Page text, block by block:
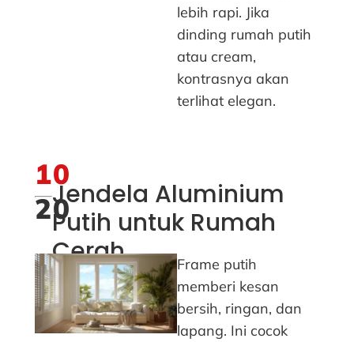
lebih rapi. Jika
dinding rumah putih
atau cream,
kontrasnya akan
terlihat elegan.
10
20Jendela Aluminium
Putih untuk Rumah
Cerah
Frame putih
memberi kesan
bersih, ringan, dan
lapang. Ini cocok